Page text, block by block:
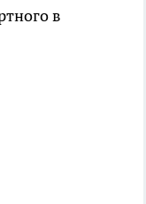
в